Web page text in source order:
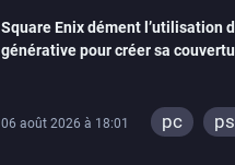
Square Enix dément l’utilisation
générative pour créer sa
06 août 2026 à 18:01 pc